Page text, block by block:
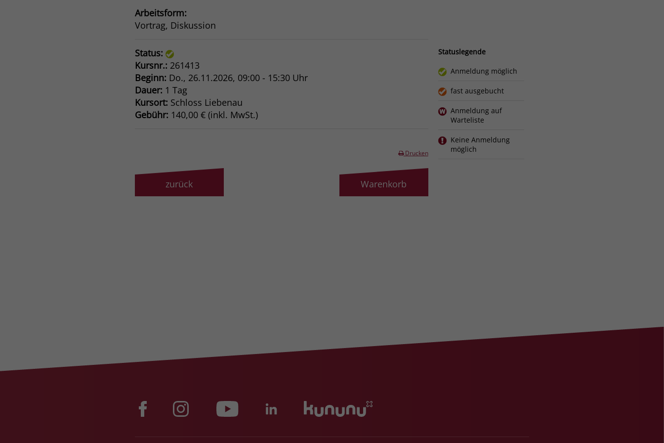
Arbeitsform:
Vortrag, Diskussion
Status:
Kursnr.: 261413
Beginn: Do., 26.11.2026, 09:00 - 15:30 Uhr
Dauer: 1 Tag
Kursort: Schloss Liebenau
Gebühr: 140,00 € (inkl. MwSt.)
Statuslegende
Anmeldung möglich
fast ausgebucht
Anmeldung auf
Warteliste
Keine Anmeldung
möglich
Drucken
zurück Warenkorb